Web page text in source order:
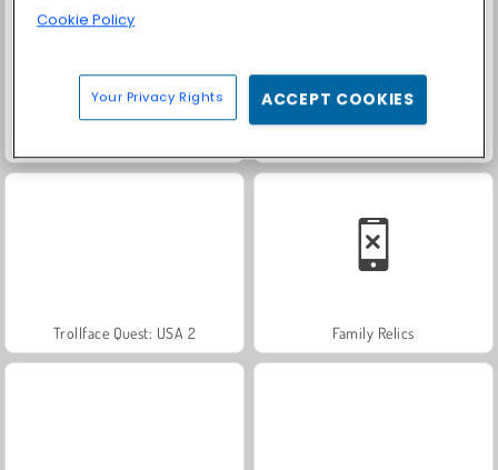
Trollface Quest: USA 2 Family Relics
Cookie Policy
Your Privacy Rights ACCEPT COOKIES